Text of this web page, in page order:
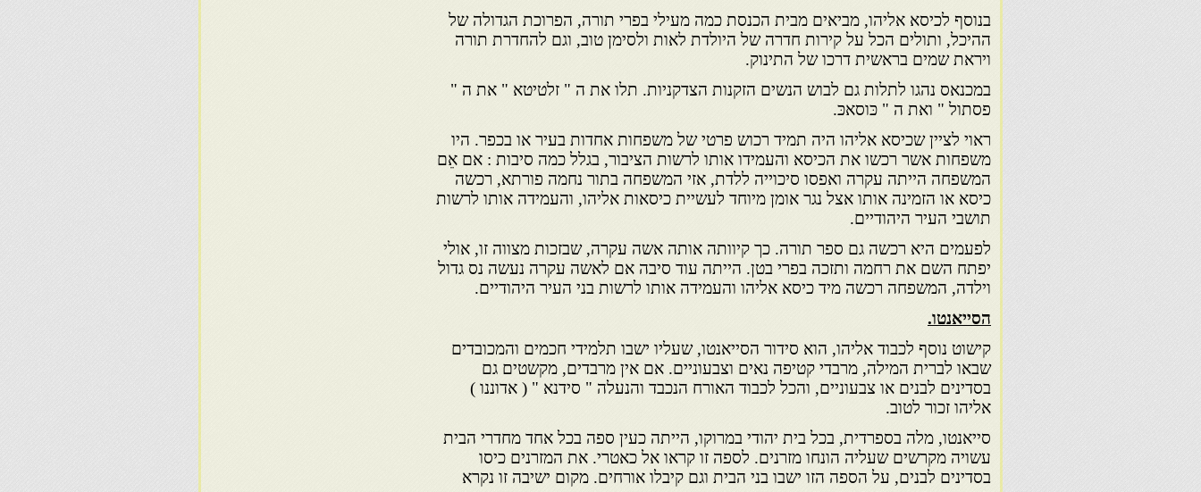
בנוסף לכיסא אליהו, מביאים מבית הכנסת כמה מעילי בפרי תורה, הפרוכת הגדולה של
ההיכל, ותולים הכל על קירות חדרה של היולדת לאות ולסימן טוב, וגם להחדרת תורה
ויראת שמים בראשית דרכו של התינוק.
במכנאס נהגו לתלות גם לבוש הנשים הזקנות הצדקניות. תלו את ה " זלטיטא " את ה "
פסתול " ואת ה " כּוסאכּ.
ראוי לציין שכיסא אליהו היה תמיד רכוש פרטי של משפחות אחדות בעיר או בכפר. היו
משפחות אשר רכשו את הכיסא והעמידו אותו לרשות הציבור, בגלל כמה סיבות : אם אֵם
המשפחה הייתה עקרה ואפסו סיכוייה ללדת, אזי המשפחה בתור נחמה פורתא, רכשה
כיסא או הזמינה אותו אצל נגר אומן מיוחד לעשיית כיסאות אליהו, והעמידה אותו לרשות
תושבי העיר היהודיים.
לפעמים היא רכשה גם ספר תורה. כך קיוותה אותה אשה עקרה, שבזכות מצווה זו, אולי
יפתח השם את רחמה ותזכה בפרי בטן. הייתה עוד סיבה אם לאשה עקרה נעשה נס גדול
וילדה, המשפחה רכשה מיד כיסא אליהו והעמידה אותו לרשות בני העיר היהודיים.
הסייאנטו.
קישוט נוסף לכבוד אליהו, הוא סידור הסייאנטו, שעליו ישבו תלמידי חכמים והמכובדים
שבאו לברית המילה, מרבדי קטיפה נאים וצבעוניים. אם אין מרבדים, מקשטים גם
בסדינים לבנים או צבעוניים, והכל לכבוד האורח הנכבד והנעלה " סידנא " ( אדוננו )
אליהו זכור לטוב.
סייאנטו, מלה בספרדית, בכל בית יהודי במרוקו, הייתה כעין ספה בכל אחד מחדרי הבית
עשויה מקרשים שעליה הונחו מזרנים. לספה זו קראו אל כאטרי. את המזרנים כיסו
בסדינים לבנים, על הספה הזו ישבו בני הבית וגם קיבלו אורחים. מקום ישיבה זו נקרא